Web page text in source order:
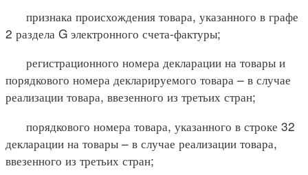
признака происхождения товара, указанного в графе
2 раздела G электронного счета-фактуры;
регистрационного номера декларации на товары и
порядкового номера декларируемого товара – в случае
реализации товара, ввезенного из третьих стран;
порядкового номера товара, указанного в строке 32
декларации на товары – в случае реализации товара,
ввезенного из третьих стран;